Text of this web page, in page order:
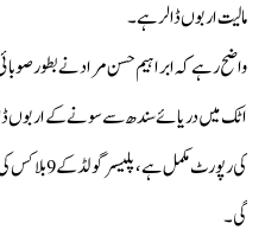
مالیت اربوں ڈالر ہے۔
اٹک میں دریائے سندھ سے سونے کے اربوں
کی رپورٹ
گی۔